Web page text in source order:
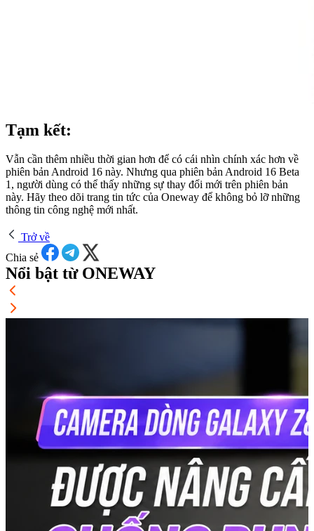
Tạm kết:
Vẫn cần thêm nhiều thời gian hơn để có cái nhìn chính xác hơn về
phiên bản Android 16 này. Nhưng qua phiên bản Android 16 Beta
1, người dùng có thể thấy những sự thay đổi mới trên phiên bản
này. Hãy theo dõi trang tin tức của Oneway để không bỏ lỡ những
thông tin công nghệ mới nhất.
Trở về
Chia sẻ
Nổi bật từ ONEWAY